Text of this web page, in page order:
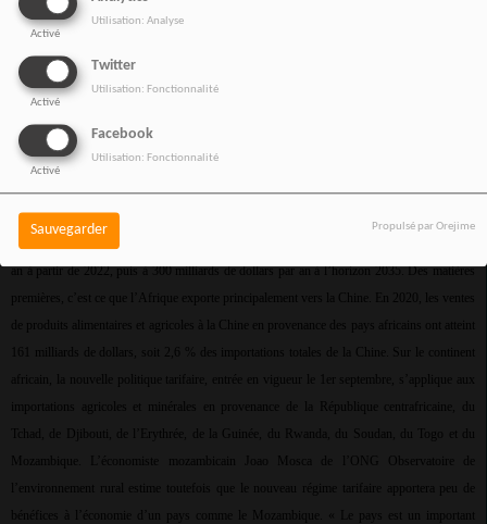
Activé
Utilisation: Analyse
Twitter
Activé
Utilisation: Fonctionnalité
Facebook
Activé
Utilisation: Fonctionnalité
Sauvegarder Propulsé par Orejime
Restons toujours en Afrique où
Chine-Afrique en novembre 2021. Il avait affiché la volonté de son pays de porter les
importations chinoises en provenance du continent africain à 100 milliards de dollars par
an à partir de 2022, puis à 300 milliards de dollars par an à l’horizon 2035. Des matières
premières, c’est ce que l’Afrique exporte principalement vers la Chine. En 2020, les ventes
de produits alimentaires et agricoles à la Chine en provenance des pays africains ont atteint
161 milliards de dollars, soit 2,6 % des importations totales de la Chine. Sur le continent
africain, la nouvelle politique tarifaire, entrée en vigueur le 1er septembre, s’applique aux
importations agricoles et minérales en provenance de la République centrafricaine, du
Tchad, de Djibouti, de l’Erythrée, de la Guinée, du Rwanda, du Soudan, du Togo et du
Mozambique. L’économiste mozambicain Joao Mosca de l’ONG Observatoire de
l’environnement rural estime toutefois que le nouveau régime tarifaire apportera peu de
bénéfices à l’économie d’un pays comme le Mozambique. « Le pays est un important